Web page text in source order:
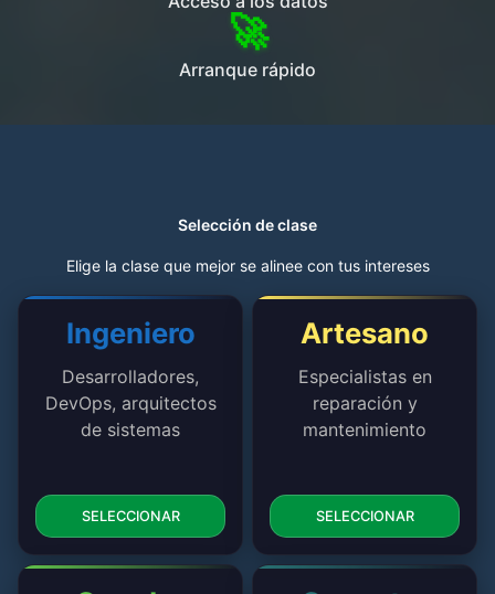
🚀
Arranque rápido
Selección de clase
Elige la clase que mejor se alinee con tus intereses
Ingeniero
Desarrolladores,
DevOps, arquitectos
de sistemas
SELECCIONAR
Artesano
Especialistas en
reparación y
mantenimiento
SELECCIONAR